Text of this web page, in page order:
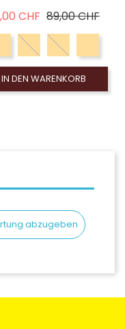
CHF Verkaufspreis
89,00 CHFPreis
IN DEN WARENKORB
abzugeben